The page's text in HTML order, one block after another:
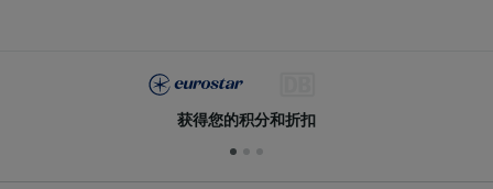
获得您的积分和折扣